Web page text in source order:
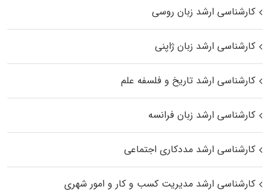
کارشناسی ارشد زبان روسی
کارشناسی ارشد زبان ژاپنی
کارشناسی ارشد تاریخ و فلسفه علم
کارشناسی ارشد زبان فرانسه
کارشناسی ارشد مددکاری اجتماعی
کارشناسی ارشد مدیریت کسب و کار و امور شهری